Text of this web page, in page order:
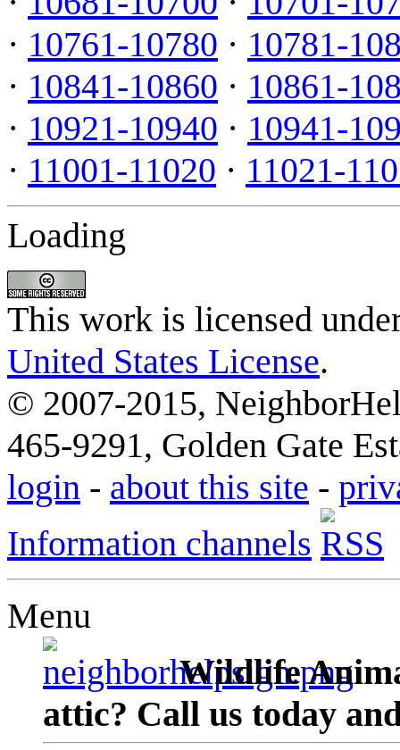
· 10761-10780 · 10781-
· 10841-10860 · 10861-
· 10921-10940 · 10941-
· 11001-11020 · 11021-
Loading
This work is licensed
United States License.
© 2007-2015,
465-9291, Golden Gate
login - about this site -
Information channels
Menu
Wildlife
attic? Call us today